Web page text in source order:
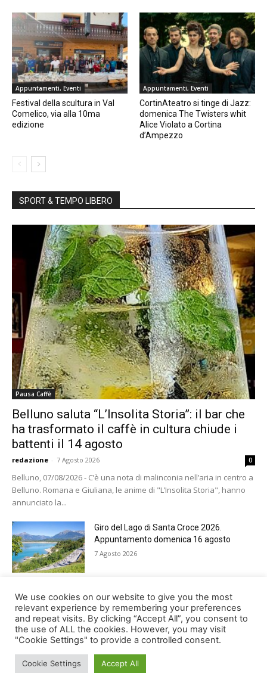
Appuntamenti, Eventi
Festival della scultura in Val
Comelico, via alla 10ma
edizione
Appuntamenti, Eventi
CortinAteatro si tinge di Jazz:
domenica The Twisters whit
Alice Violato a Cortina
d’Ampezzo
SPORT & TEMPO LIBERO
Pausa Caffè
Belluno saluta “L’Insolita Storia”: il bar che
ha trasformato il caffè in cultura chiude i
battenti il 14 agosto
redazione - 7 Agosto 2026 0
Belluno, 07/08/2026 - C’è una nota di malinconia nell’aria in centro a
Belluno. Romana e Giuliana, le anime di "L’Insolita Storia", hanno
annunciato la...
Giro del Lago di Santa Croce 2026.
Appuntamento domenica 16 agosto
7 Agosto 2026
Belluno rende omaggio ai cugini
Alessandro e Andrea Bristot
6 Agosto 2026
We use cookies on our website to give you the most
relevant experience by remembering your preferences
and repeat visits. By clicking “Accept All”, you consent to
the use of ALL the cookies. However, you may visit
"Cookie Settings" to provide a controlled consent.
Cookie Settings Accept All